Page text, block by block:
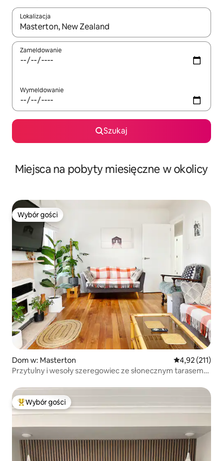
Lokalizacja
Gdy wyniki będą dostępne, możesz poruszać się po nich za
Zameldowanie
Wymeldowanie
Szukaj
Miejsca na pobyty miesięczne w okolicy
Wybór gości
Wybór gości
Dom w: Masterton Średnia
4,92 (211)
Przytulny i wesoły szeregowiec ze słonecznym tarasem
Najpopularniejsze z kategorii Wybór gości
Wybór gości